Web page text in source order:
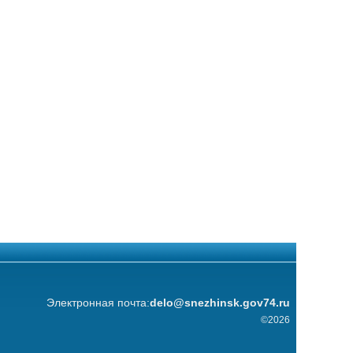
Электронная почта:delo@snezhinsk.gov74.ru
©2026